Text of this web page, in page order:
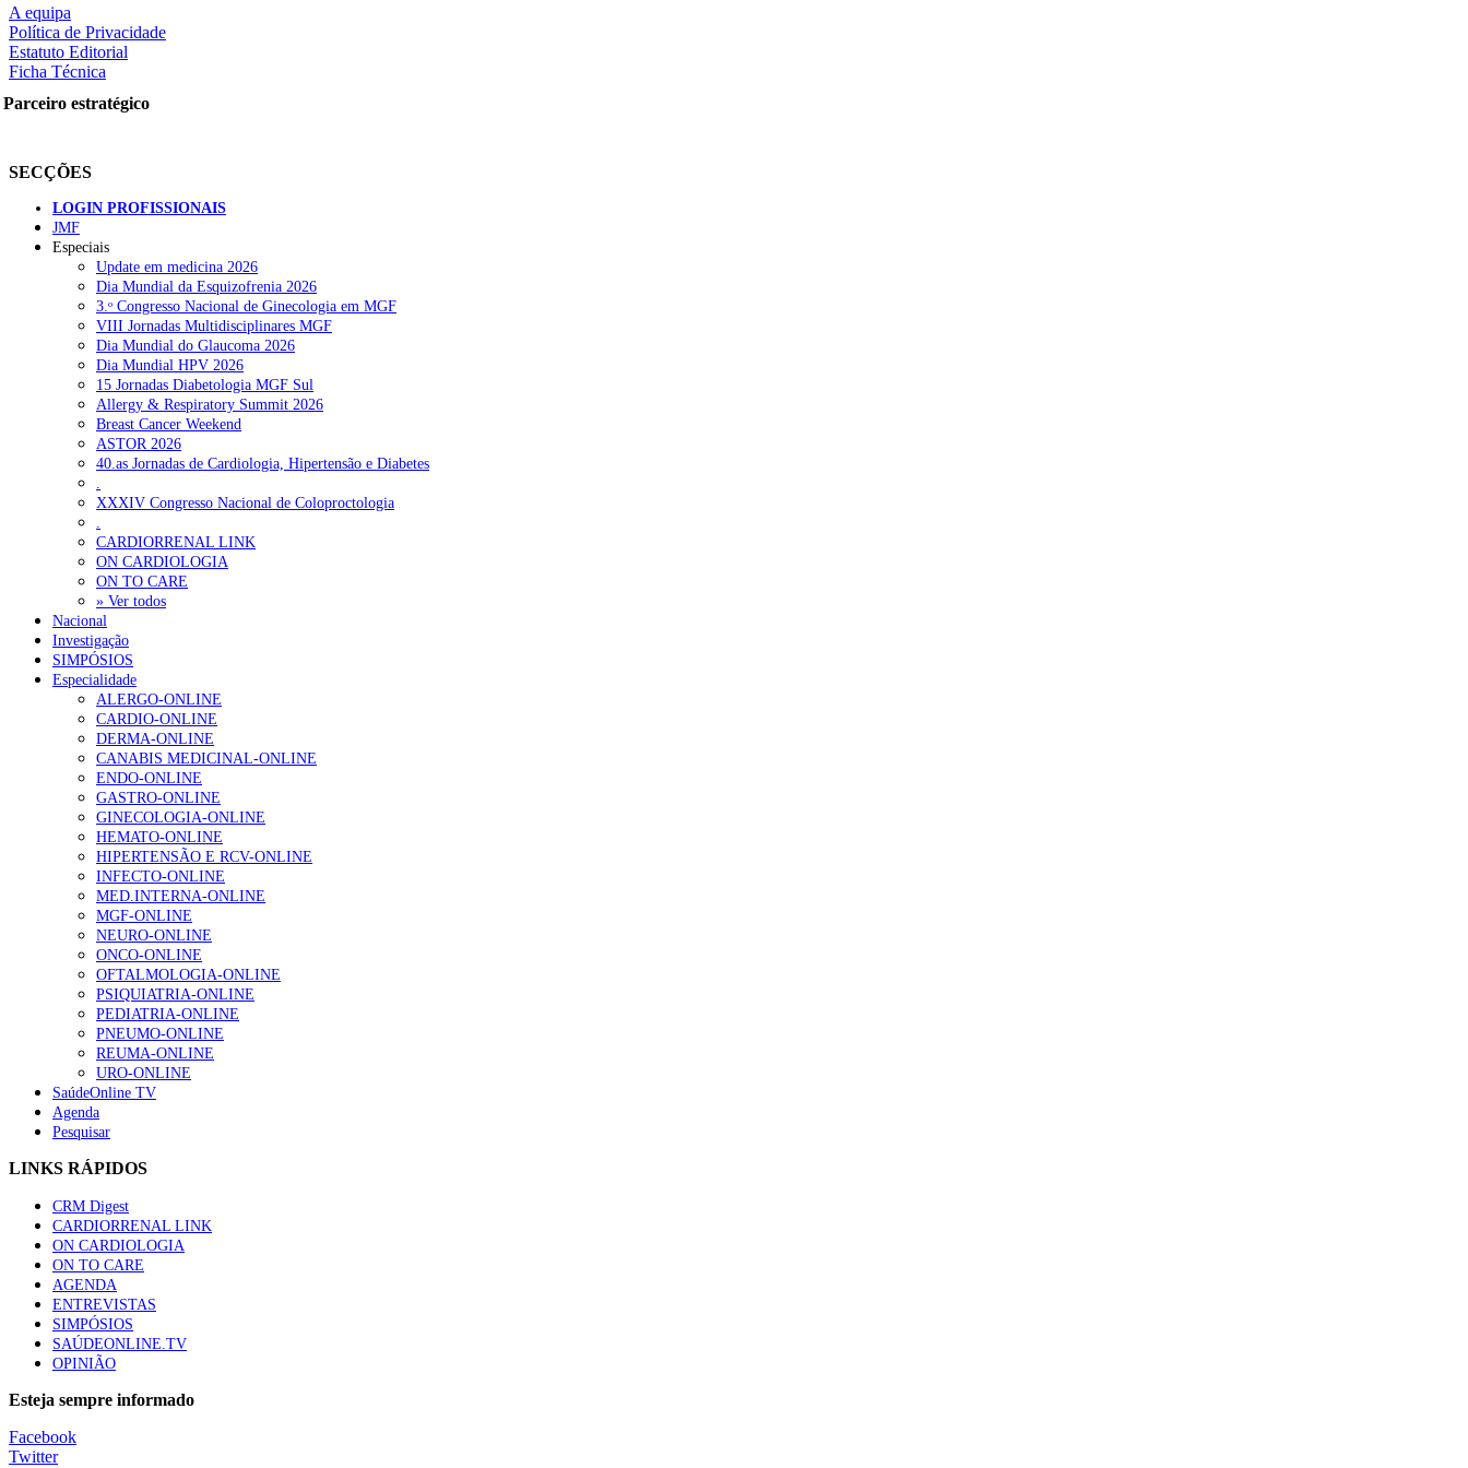
nas redes sociais:
RECENTES
Portugal está a formar os médicos de que precisa?
Estudantes de Medicina representados na 79.ª World Health Assembly
SCORA X-Change Portugal promove formação internacional em saúde sexual e reprodutiva
ANEM reúne com coordenador do Pacto Estratégico para a Saúde
Sindicato diz que nova carreira de médicos dentistas reforça estabilidade no SNS
MAIS LIDAS
Enfermagem Forense. “Da urgência ao tribunal, cada gesto conta e cada profissional faz a diferença”
202 visualizações
Alguns milhares de utentes podem ficar sem médico de família com nova regras do registo, alerta associação
175 visualizações
Quase quatro em cada dez doentes com enfarte apresentavam níveis elevados de Lp(a), revela estudo
86 visualizações
“Os programas de rastreio do cancro do pulmão são custo-efetivos e representam um investimento sustentável para os sistemas de saúde”
66 visualizações
Trodelvy aprovado para primeira linha no cancro da mama triplo negativo metastático em doentes não elegíveis para inibidores PD-(L)1
61 visualizações
Especialistas defendem mais potássio na alimentação para ajudar a controlar a hipertensão
57 visualizações
MAIS NOTÍCIAS
Sindicato diz que nova carreira de médicos dentistas reforça estabilidade no SNS
A equipa
Política de Privacidade
Estatuto Editorial
Ficha Técnica
Parceiro estratégico
SECÇÕES
LOGIN PROFISSIONAIS
JMF
Especiais
Update em medicina 2026
Dia Mundial da Esquizofrenia 2026
3.ᵒ Congresso Nacional de Ginecologia em MGF
VIII Jornadas Multidisciplinares MGF
Dia Mundial do Glaucoma 2026
Dia Mundial HPV 2026
15 Jornadas Diabetologia MGF Sul
Allergy & Respiratory Summit 2026
Breast Cancer Weekend
ASTOR 2026
40.as Jornadas de Cardiologia, Hipertensão e Diabetes
.
XXXIV Congresso Nacional de Coloproctologia
.
CARDIORRENAL LINK
ON CARDIOLOGIA
ON TO CARE
» Ver todos
Nacional
Investigação
SIMPÓSIOS
Especialidade
ALERGO-ONLINE
CARDIO-ONLINE
DERMA-ONLINE
CANABIS MEDICINAL-ONLINE
ENDO-ONLINE
GASTRO-ONLINE
GINECOLOGIA-ONLINE
HEMATO-ONLINE
HIPERTENSÃO E RCV-ONLINE
INFECTO-ONLINE
MED.INTERNA-ONLINE
MGF-ONLINE
NEURO-ONLINE
ONCO-ONLINE
OFTALMOLOGIA-ONLINE
PSIQUIATRIA-ONLINE
PEDIATRIA-ONLINE
PNEUMO-ONLINE
REUMA-ONLINE
URO-ONLINE
SaúdeOnline TV
Agenda
Pesquisar
LINKS RÁPIDOS
CRM Digest
CARDIORRENAL LINK
ON CARDIOLOGIA
ON TO CARE
AGENDA
ENTREVISTAS
SIMPÓSIOS
SAÚDEONLINE.TV
OPINIÃO
Esteja sempre informado
Facebook
Twitter